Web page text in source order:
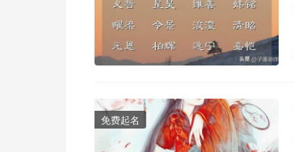
免费起名